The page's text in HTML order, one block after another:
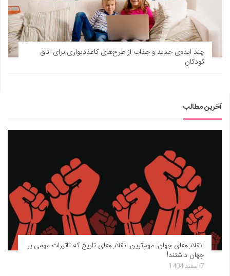
چند ایده‌ی جدید و جذاب از طرح‌های کاغذدیواری برای اتاق
کودکان
آخرین مطالب
انقلاب‌های جهان: مهم‌ترین انقلاب‌های تاریخ که تاثیرات مهمی بر
جهان داشتند!
7 اسفند 1404